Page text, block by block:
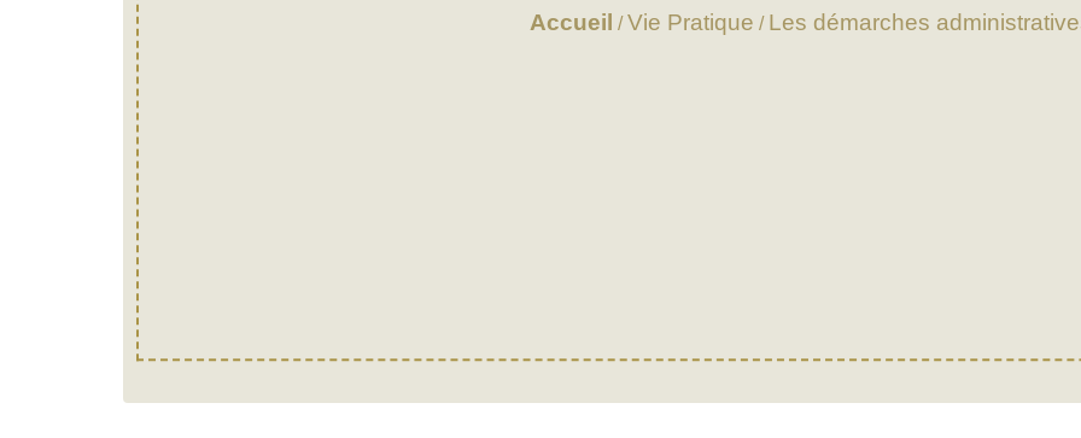
Accueil /Vie Pratique / Les démarches